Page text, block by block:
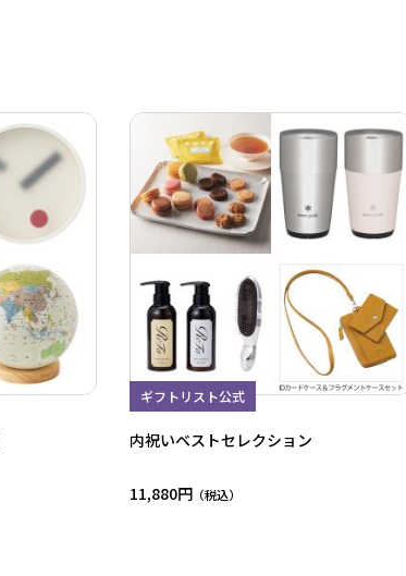
ギフトリスト公式
内祝いベストセレクション
11,880円